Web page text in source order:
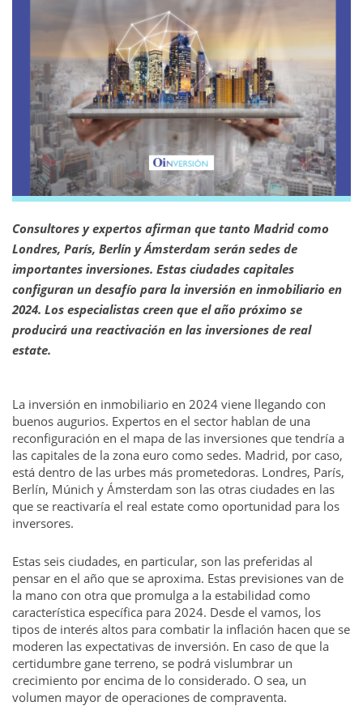
Consultores y expertos afirman que tanto Madrid como
Londres, París, Berlín y Ámsterdam serán sedes de
importantes inversiones. Estas ciudades capitales
configuran un desafío para la inversión en inmobiliario en
2024. Los especialistas creen que el año próximo se
producirá una reactivación en las inversiones de real
estate.
La inversión en inmobiliario en 2024 viene llegando con
buenos augurios. Expertos en el sector hablan de una
reconfiguración en el mapa de las inversiones que tendría a
las capitales de la zona euro como sedes. Madrid, por caso,
está dentro de las urbes más prometedoras. Londres, París,
Berlín, Múnich y Ámsterdam son las otras ciudades en las
que se reactivaría el real estate como oportunidad para los
inversores.
Estas seis ciudades, en particular, son las preferidas al
pensar en el año que se aproxima. Estas previsiones van de
la mano con otra que promulga a la estabilidad como
característica específica para 2024. Desde el vamos, los
tipos de interés altos para combatir la inflación hacen que se
moderen las expectativas de inversión. En caso de que la
certidumbre gane terreno, se podrá vislumbrar un
crecimiento por encima de lo considerado. O sea, un
volumen mayor de operaciones de compraventa.